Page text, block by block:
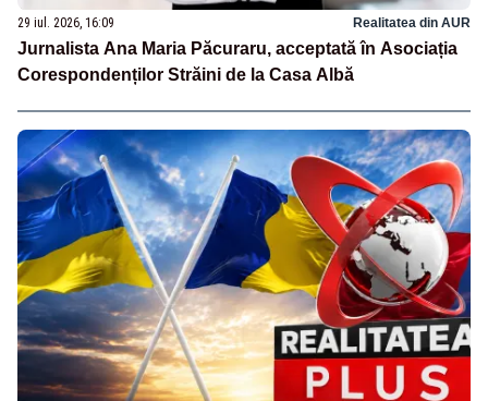
29 iul. 2026, 16:09 Realitatea din AUR
Jurnalista Ana Maria Păcuraru, acceptată în Asociația
Corespondenților Străini de la Casa Albă